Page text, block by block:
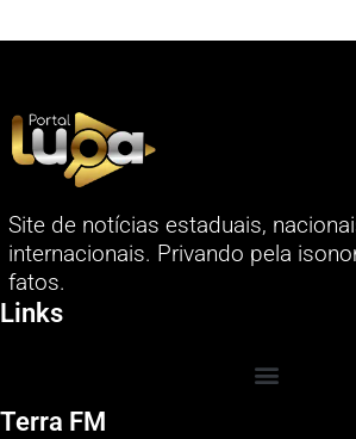
Site de notícias estaduais,
internacionais. Privando pela
fatos.
Links
Terra FM